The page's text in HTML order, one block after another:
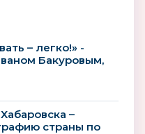
– легко!» -
Бакуровым,
–
страны по